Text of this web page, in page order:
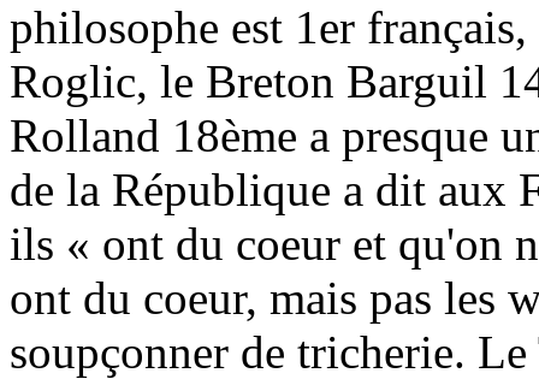
philosophe est 1er
Roglic, le Breton Barguil
Rolland 18ème a presque
de la République a dit aux
ils « ont du coeur et qu'on
ont du coeur, mais pas les
soupçonner de tricherie.